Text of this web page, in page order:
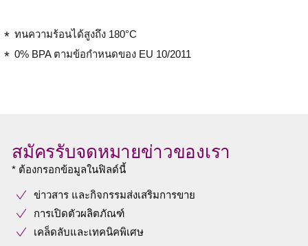
ทนความร้อนได้สูงถึง 180°C
0% BPA ตามข้อกำหนดของ EU 10/2011
สมัครรับจดหมายข่าวของเรา
* ต้องกรอกข้อมูลในฟิลด์นี้
ข่าวสาร และกิจกรรมส่งเสริมการขาย
การเปิดตัวผลิตภัณฑ์
เคล็ดลับและเทคนิคพิเศษ